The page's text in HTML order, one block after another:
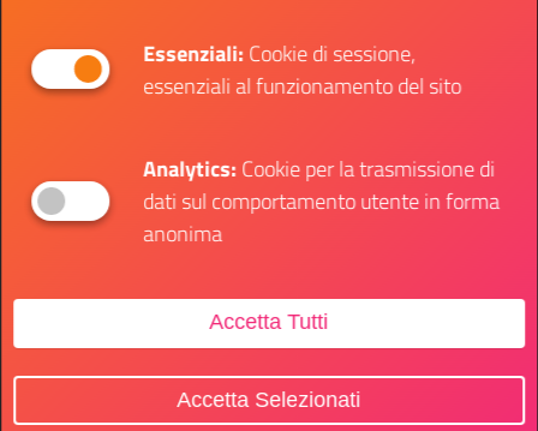
Essenziali:Cookie di sessione,
essenziali al funzionamento del sito
Analytics:Cookie per la trasmissione di
dati sul comportamento utente in forma
anonima
Accetta Tutti
Accetta Selezionati